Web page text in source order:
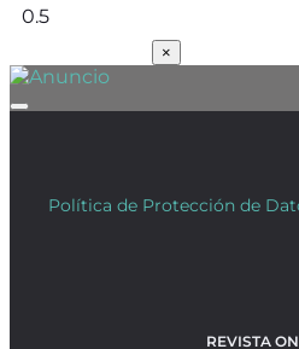
×
Política de Protección de
REVISTA